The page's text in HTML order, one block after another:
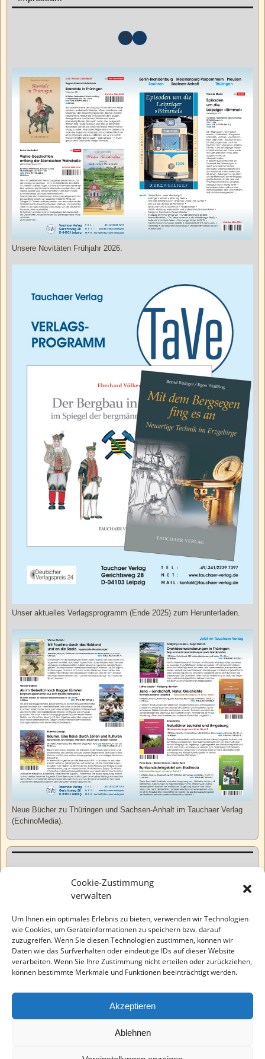
Cookie-Zustimmung
verwalten
Um Ihnen ein optimales Erlebnis zu bieten, verwenden wir Technologien
wie Cookies, um Geräteinformationen zu speichern bzw. darauf
zuzugreifen. Wenn Sie diesen Technologien zustimmen, können wir
Daten wie das Surfverhalten oder eindeutige IDs auf dieser Website
verarbeiten. Wenn Sie Ihre Zustimmung nicht erteilen oder zurückziehen,
können bestimmte Merkmale und Funktionen beeinträchtigt werden.
Akzeptieren
Ablehnen
Unsere Novitäten Frühjahr 2026.
Unser aktuelles Verlagsprogramm (Ende 2025) zum Herunterladen.
Neue Bücher zu Thüringen und Sachsen-Anhalt im Tauchaer Verlag
(EchinoMedia).
Varia